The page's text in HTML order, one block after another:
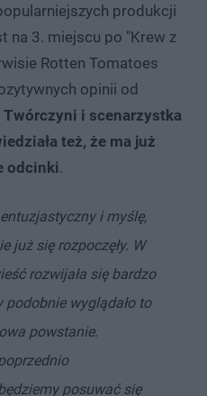
produkcji
na 3. miejscu po "Krew z
Rotten Tomatoes
opinii od
Twórczyni i scenarzystka
też, że ma już
odcinki.
i myślę,
już się rozpoczęły. W
rozwijała się bardzo
podobnie wyglądało to
powstanie.
posuwać się